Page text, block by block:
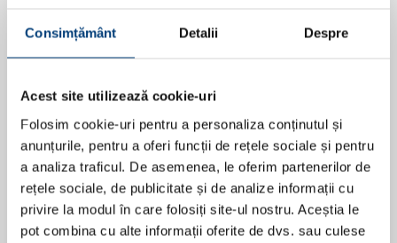
Consimțământ Detalii Despre
Acest site utilizează cookie-uri
Folosim cookie-uri pentru a personaliza conținutul și
anunțurile, pentru a oferi funcții de rețele sociale și pentru
a analiza traficul. De asemenea, le oferim partenerilor de
rețele sociale, de publicitate și de analize informații cu
privire la modul în care folosiți site-ul nostru. Aceștia le
pot combina cu alte informații oferite de dvs. sau culese
rugam sa ne contactezi in prealabil, fie
telefonic, fie prin email. Iti multumim!
Sambata - Duminica: INCHIS